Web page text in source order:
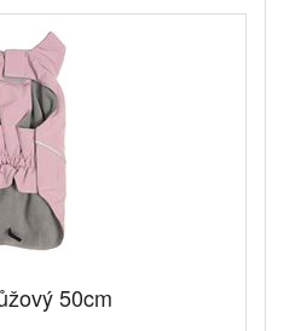
50cm